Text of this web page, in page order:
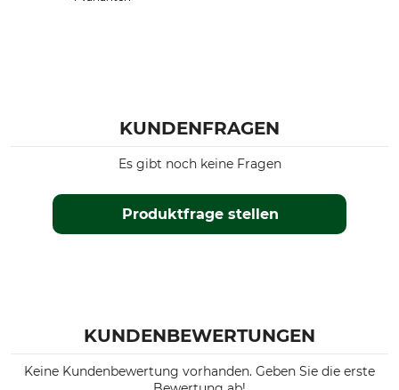
KUNDENFRAGEN
Produktfrage stellen
Es gibt noch keine Fragen
KUNDENBEWERTUNGEN
Keine Kundenbewertung vorhanden. Geben Sie die erste